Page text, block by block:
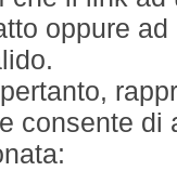
oppure
consente